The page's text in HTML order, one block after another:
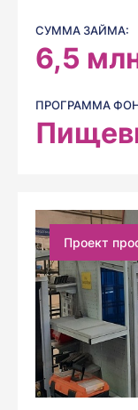
СУММА ЗАЙМА:
6,5
ПРОГРАММА
Проект